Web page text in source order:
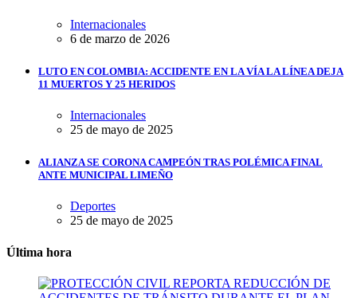
Internacionales
6 de marzo de 2026
LUTO EN COLOMBIA: ACCIDENTE EN LA VÍA LA LÍNEA DEJA
11 MUERTOS Y 25 HERIDOS
Internacionales
25 de mayo de 2025
ALIANZA SE CORONA CAMPEÓN TRAS POLÉMICA FINAL
ANTE MUNICIPAL LIMEÑO
Deportes
25 de mayo de 2025
Última hora